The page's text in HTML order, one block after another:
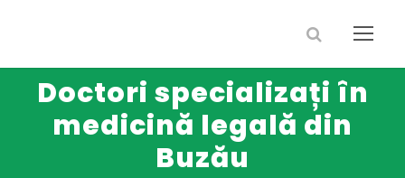
Doctori specializați în
medicină legală din
Buzău